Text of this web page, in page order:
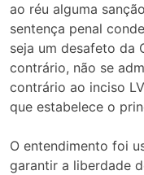
ao réu alguma
sentença penal
seja um desafeto da
contrário, não se
contrário ao inciso
que estabelece o
O entendimento foi
garantir a liberdade